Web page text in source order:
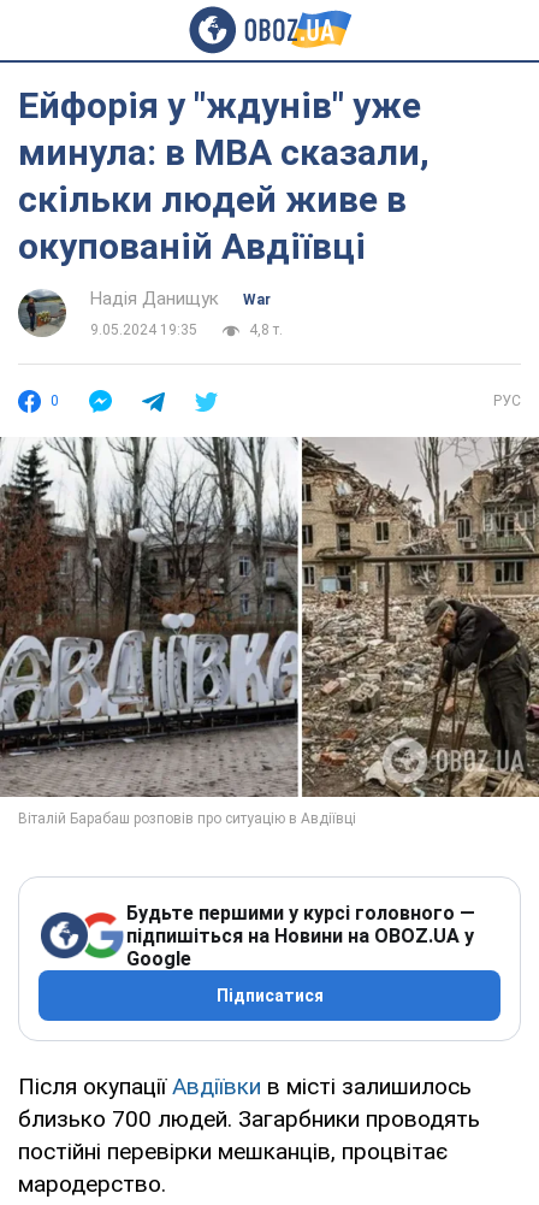
Ейфорія у "ждунів" уже
минула: в МВА сказали,
скільки людей живе в
окупованій Авдіївці
Надія Данищук
War
9.05.2024 19:35
4,8 т.
0 РУС
Будьте першими у курсі головного —
підпишіться на Новини на OBOZ.UA у
Google
Підписатися
Після окупаціїАвдіївки в місті залишилось
близько 700 людей. Загарбники проводять
постійні перевірки мешканців, процвітає
мародерство.